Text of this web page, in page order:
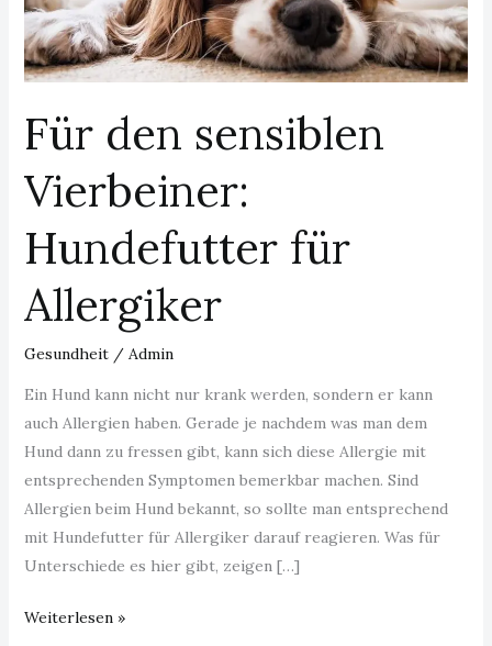
Für den sensiblen
Vierbeiner:
Hundefutter für
Allergiker
Gesundheit/ Admin
Ein Hund kann nicht nur krank werden, sondern er kann
auch Allergien haben. Gerade je nachdem was man dem
Hund dann zu fressen gibt, kann sich diese Allergie mit
entsprechenden Symptomen bemerkbar machen. Sind
Allergien beim Hund bekannt, so sollte man entsprechend
mit Hundefutter für Allergiker darauf reagieren. Was für
Unterschiede es hier gibt, zeigen […]
Vierbeiner:
Hundefutter
für
Weiterlesen »